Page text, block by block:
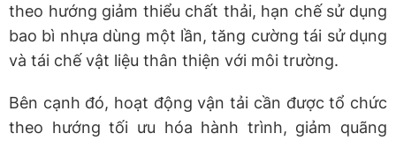
theo hướng giảm thiểu chất thải, hạn chế sử dụng
bao bì nhựa dùng một lần, tăng cường tái sử dụng
và tái chế vật liệu thân thiện với môi trường.
Bên cạnh đó, hoạt động vận tải cần được tổ chức
theo hướng tối ưu hóa hành trình, giảm quãng